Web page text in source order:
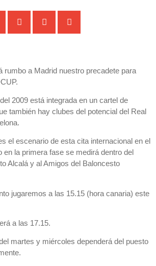
rumbo a Madrid nuestro precadete para
2009 está integrada en un cartel de
también hay clubes del potencial del Real
el escenario de esta cita internacional en el
en la primera fase se medirá dentro del
Alcalá y al Amigos del Baloncesto
jugaremos a las 15.15 (hora canaria) este
a las 17.15.
martes y miércoles dependerá del puesto